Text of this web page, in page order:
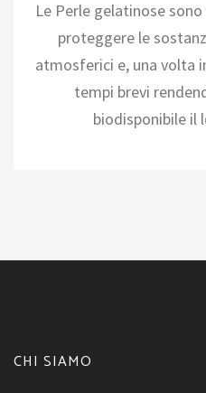
Le Perle gelatinose
proteggere le
atmosferici e, una volta
tempi brevi
biodisponibile il
CHI SIAMO